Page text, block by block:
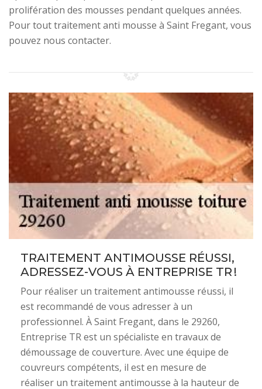
prolifération des mousses pendant quelques années.
Pour tout traitement anti mousse à Saint Fregant, vous
pouvez nous contacter.
TRAITEMENT ANTIMOUSSE RÉUSSI,
ADRESSEZ-VOUS À ENTREPRISE TR !
Pour réaliser un traitement antimousse réussi, il
est recommandé de vous adresser à un
professionnel. À Saint Fregant, dans le 29260,
Entreprise TR est un spécialiste en travaux de
démoussage de couverture. Avec une équipe de
couvreurs compétents, il est en mesure de
réaliser un traitement antimousse à la hauteur de